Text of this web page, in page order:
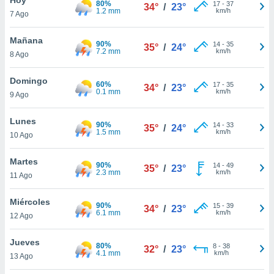
y
en
más
de
7 Ago
80%
1.2 mm
34° / 23° 17- 37
km/h
Mañana
8 Ago
90%
7.2 mm
35° / 24° 14- 35
km/h
Domingo
9 Ago
60%
0.1 mm
34° / 23° 17- 35
km/h
Lunes
10 Ago
90%
1.5 mm
35° / 24° 14- 33
km/h
Martes
11 Ago
90%
2.3 mm
35° / 23° 14- 49
km/h
Miércoles
12 Ago
90%
6.1 mm
34° / 23° 15- 39
km/h
Jueves
13 Ago
80%
4.1 mm
32° / 23° 8- 38
km/h